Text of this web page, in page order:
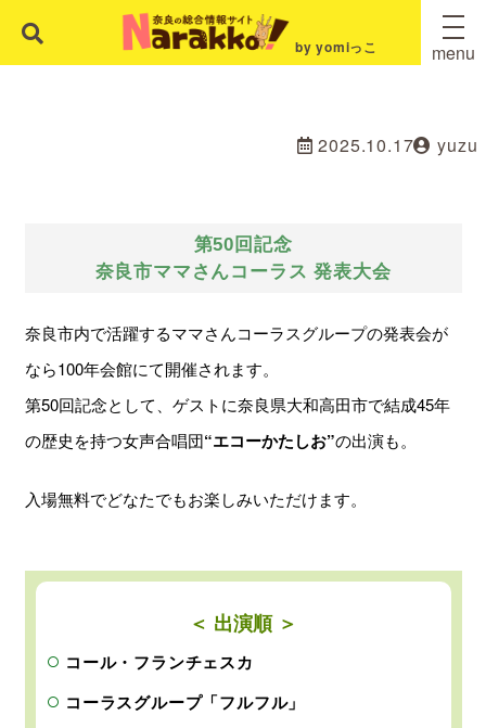
by yomiっこ menu
2025.10.17 yuzu
第50回記念
奈良市ママさんコーラス 発表大会
奈良市内で活躍するママさんコーラスグループの発表会が
なら100年会館にて開催されます。
第50回記念として、ゲストに奈良県大和高田市で結成45年
の歴史を持つ女声合唱団“エコーかたしお”の出演も。
入場無料でどなたでもお楽しみいただけます。
＜ 出演順 ＞
コール・フランチェスカ
コーラスグループ「フルフル」